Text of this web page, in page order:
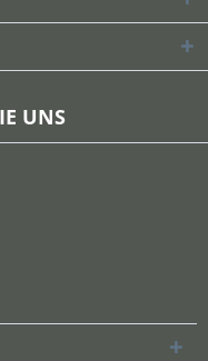
UNS